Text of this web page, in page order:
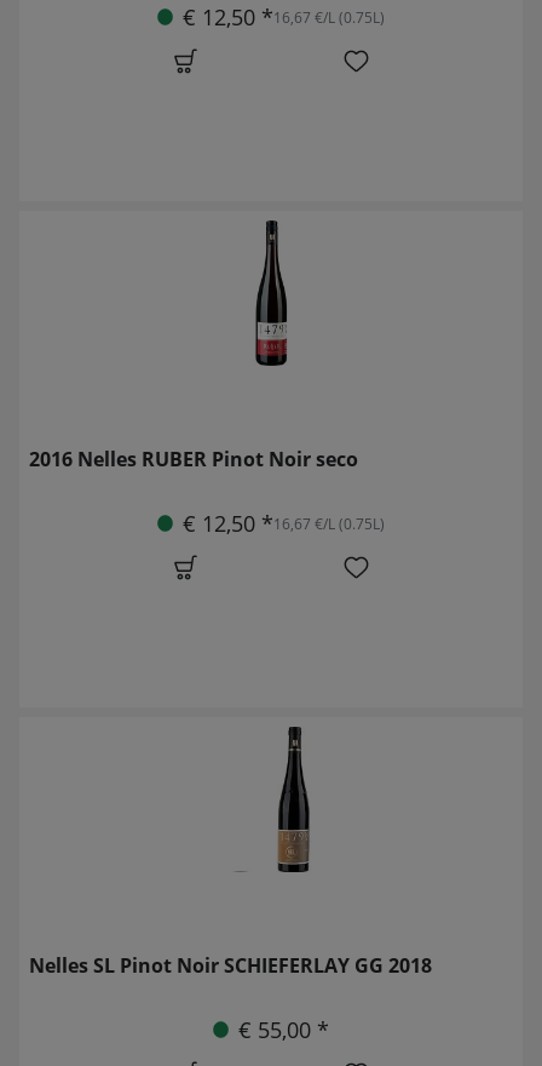
€ 12,50 *16,67 €/L (0.75L)
2016 Nelles RUBER Pinot Noir seco
€ 12,50 *16,67 €/L (0.75L)
Nelles SL Pinot Noir SCHIEFERLAY GG 2018
€ 55,00 *